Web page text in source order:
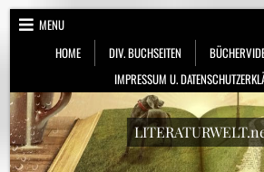
Skip
MENU
HOME
DIV. BUCHSEITEN
IMPRESSUM U.